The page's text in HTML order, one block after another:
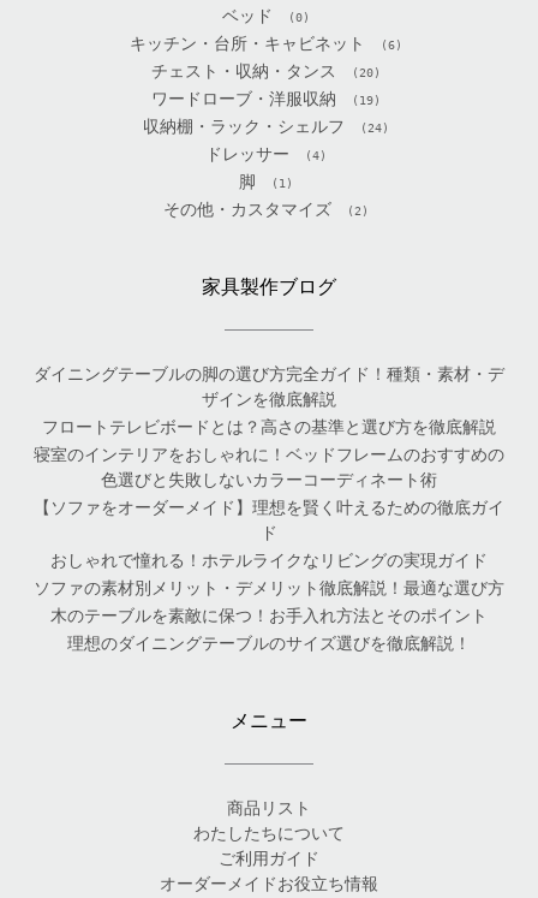
ベッド (0)
キッチン・台所・キャビネット (6)
チェスト・収納・タンス (20)
ワードローブ・洋服収納 (19)
収納棚・ラック・シェルフ (24)
ドレッサー (4)
脚 (1)
その他・カスタマイズ (2)
家具製作ブログ
ダイニングテーブルの脚の選び方完全ガイド！種類・素材・デ
ザインを徹底解説
フロートテレビボードとは？高さの基準と選び方を徹底解説
寝室のインテリアをおしゃれに！ベッドフレームのおすすめの
色選びと失敗しないカラーコーディネート術
【ソファをオーダーメイド】理想を賢く叶えるための徹底ガイ
ド
おしゃれで憧れる！ホテルライクなリビングの実現ガイド
ソファの素材別メリット・デメリット徹底解説！最適な選び方
木のテーブルを素敵に保つ！お手入れ方法とそのポイント
理想のダイニングテーブルのサイズ選びを徹底解説！
メニュー
商品リスト
わたしたちについて
ご利用ガイド
オーダーメイドお役立ち情報